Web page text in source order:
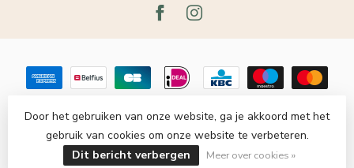
© Copyright 2026 Le Grenier du Lin- Powered byLightspeed
Lightspeed designby Dyvelopment
Door het gebruiken van onze website, ga je akkoord met het
gebruik van cookies om onze website te verbeteren.
Dit bericht verbergen
Meer over cookies »